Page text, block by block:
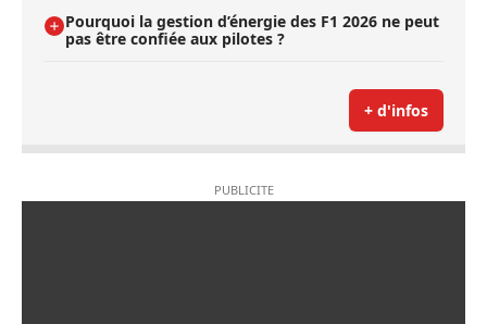
Pourquoi la gestion d’énergie des F1 2026 ne peut
pas être confiée aux pilotes ?
+ d'infos